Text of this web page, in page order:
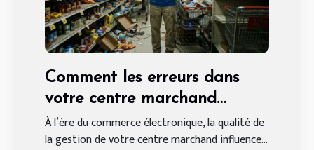
Comment les erreurs dans
votre centre marchand
peuvent affecter vos ventes
en ligne ?
À l’ère du commerce électronique, la qualité de
la gestion de votre centre marchand influence...